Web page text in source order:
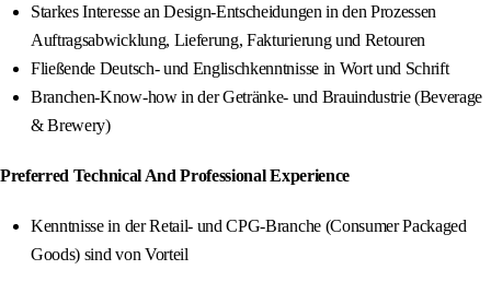
Starkes Interesse an Design-Entscheidungen in den Prozessen
Auftragsabwicklung, Lieferung, Fakturierung und Retouren
Fließende Deutsch- und Englischkenntnisse in Wort und Schrift
Branchen-Know-how in der Getränke- und Brauindustrie (Beverage
& Brewery)
Preferred Technical And Professional Experience
Kenntnisse in der Retail- und CPG-Branche (Consumer Packaged
Goods) sind von Vorteil